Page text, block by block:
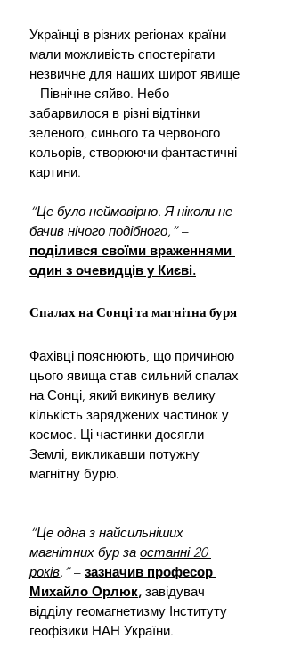
Українці в різних регіонах країни
мали можливість спостерігати
незвичне для наших широт явище
– Північне сяйво. Небо
забарвилося в різні відтінки
зеленого, синього та червоного
кольорів, створюючи фантастичні
картини.
“Це було неймовірно. Я ніколи не
бачив нічого подібного,” –
поділився своїми враженнями
один з очевидців у Києві.
Спалах на Сонці та магнітна буря
Фахівці пояснюють, що причиною
цього явища став сильний спалах
на Сонці, який викинув велику
кількість заряджених частинок у
космос. Ці частинки досягли
Землі, викликавши потужну
магнітну бурю.
“Це одна з найсильніших
магнітних бур за останні 20
років,” – зазначив професор
Михайло Орлюк, завідувач
відділу геомагнетизму Інституту
геофізики НАН України.